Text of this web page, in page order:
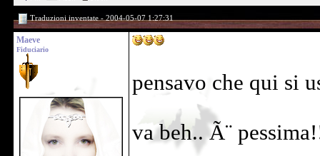
Traduzioni inventate - 2004-05-07 1:27:31
Maeve
Fiduciario
pensavo che qui si
va beh.. Ã¨